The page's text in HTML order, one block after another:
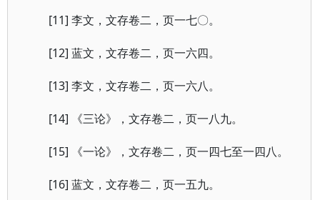
[11] 李文，文存卷二，页一七〇。
[12] 蓝文，文存卷二，页一六四。
[13] 李文，文存卷二，页一六八。
[14] 《三论》，文存卷二，页一八九。
[15] 《一论》，文存卷二，页一四七至一四八。
[16] 蓝文，文存卷二，页一五九。